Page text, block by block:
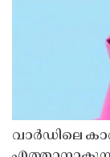
വാർഡിലെ